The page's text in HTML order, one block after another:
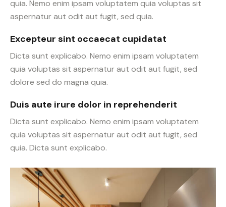
quia. Nemo enim ipsam voluptatem quia voluptas sit
aspernatur aut odit aut fugit, sed quia.
Excepteur sint occaecat cupidatat
Dicta sunt explicabo. Nemo enim ipsam voluptatem
quia voluptas sit aspernatur aut odit aut fugit, sed
dolore sed do magna quia.
Duis aute irure dolor in reprehenderit
Dicta sunt explicabo. Nemo enim ipsam voluptatem
quia voluptas sit aspernatur aut odit aut fugit, sed
quia. Dicta sunt explicabo.